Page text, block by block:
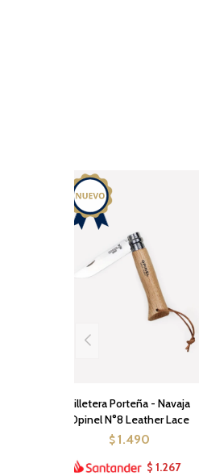
Billetera Porteña - Navaja
Opinel N°8 Leather Lace
$ 1.490
$ 1.267